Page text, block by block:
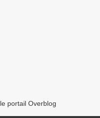
portail Overblog